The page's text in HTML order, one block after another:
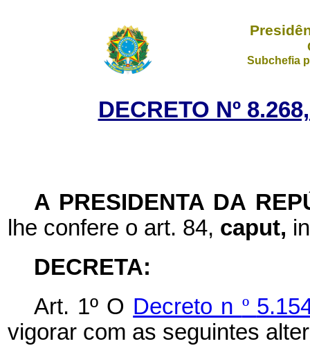
Subchefia
DECRETO Nº
A PRESIDENTA DA
lhe confere o art. 84, caput,
DECRETA:
Art. 1º O Decreto n º
vigorar com as seguintes